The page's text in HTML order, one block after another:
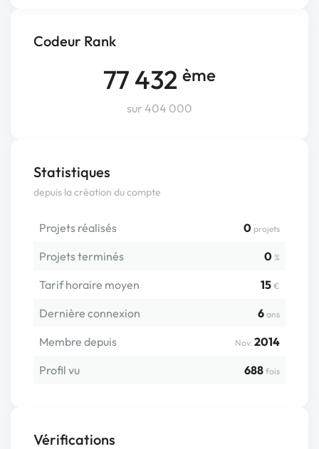
Codeur Rank
77 432 ème
sur 404 000
Statistiques
depuis la création du compte
Projets réalisés 0 projets
Projets terminés 0 %
Tarif horaire moyen 15 €
Dernière connexion 6 ans
Membre depuis Nov. 2014
Profil vu
688 fois
Vérifications